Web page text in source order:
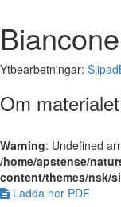
Biancone
Ytbearbetningar: Slipad
Om materialet
Warning: Undefined
/home/apstense/
content/themes/nsk/
Ladda ner PDF